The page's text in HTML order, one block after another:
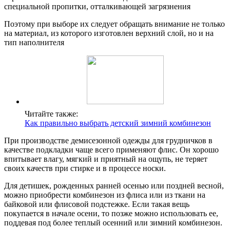
специальной пропитки, отталкивающей загрязнения
Поэтому при выборе их следует обращать внимание не только
на материал, из которого изготовлен верхний слой, но и на
тип наполнителя
Читайте также:
Как правильно выбрать детский зимний комбинезон
При производстве демисезонной одежды для грудничков в
качестве подкладки чаще всего применяют флис. Он хорошо
впитывает влагу, мягкий и приятный на ощупь, не теряет
своих качеств при стирке и в процессе носки.
Для детишек, рожденных ранней осенью или поздней весной,
можно приобрести комбинезон из флиса или из ткани на
байковой или флисовой подстежке. Если такая вещь
покупается в начале осени, то позже можно использовать ее,
поддевая под более теплый осенний или зимний комбинезон.